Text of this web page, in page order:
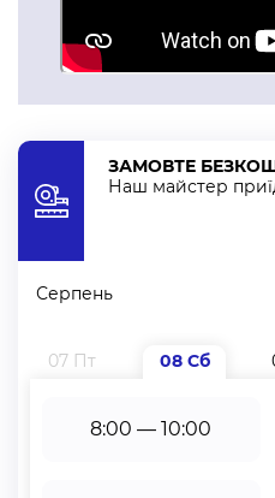
ЗАМОВТЕ
Наш майстер
Серпень
07 Пт 08 Сб
8:00 — 10:00